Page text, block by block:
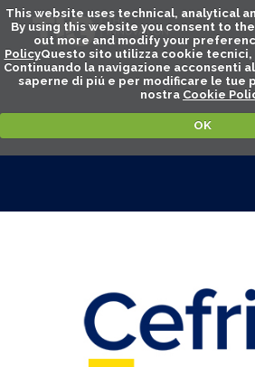
This website uses technical, analytical
By using this website you consent to
out more and modify your
PolicyQuesto sito utilizza cookie
Continuando la navigazione acconsenti
saperne di piú e per modificare le tue
nostra Cookie
OK